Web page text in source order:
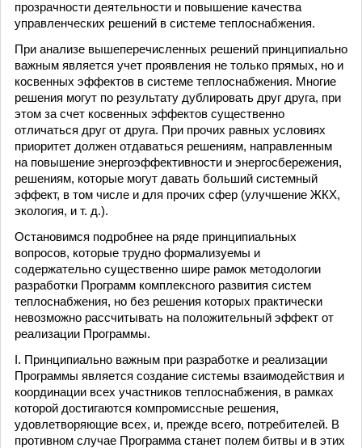
прозрачности деятельности и повышение качества
управленческих решений в системе теплоснабжения.
При анализе вышеперечисленных решений принципиально
важным является учет проявления не только прямых, но и
косвенных эффектов в системе теплоснабжения. Многие
решения могут по результату дублировать друг друга, при
этом за счет косвенных эффектов существенно
отличаться друг от друга. При прочих равных условиях
приоритет должен отдаваться решениям, направленным
на повышение энергоэффективности и энергосбережения,
решениям, которые могут давать больший системный
эффект, в том числе и для прочих сфер (улучшение ЖКХ,
экология, и т. д.).
Остановимся подробнее на ряде принципиальных
вопросов, которые трудно формализуемы и
содержательно существенно шире рамок методологии
разработки Программ комплексного развития систем
теплоснабжения, но без решения которых практически
невозможно рассчитывать на положительный эффект от
реализации Программы.
I. Принципиально важным при разработке и реализации
Программы является создание системы взаимодействия и
координации всех участников теплоснабжения, в рамках
которой достигаются компромиссные решения,
удовлетворяющие всех, и, прежде всего, потребителей. В
противном случае Программа станет полем битвы и в этих